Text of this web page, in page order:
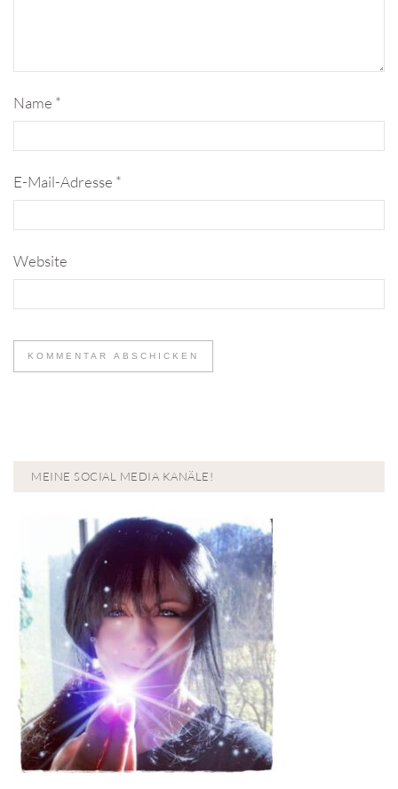
Name *
E-Mail-Adresse *
Website
MEINE SOCIAL MEDIA KANÄLE!